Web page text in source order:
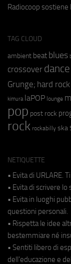
Radiocoop sostiene
TAG CLOUD
ambient beat blues
crossover dance
Grunge; hard rock
kimura laPOP lounge
pop post rock
rock rockabilly ska
NETIQUETTE
• Evita di URLARE.
• Evita di scrivere
• Evita in luoghi
questioni personali.
• Rispetta le idee
bestemmiare né
• Sentiti libero di
dell'educazione e